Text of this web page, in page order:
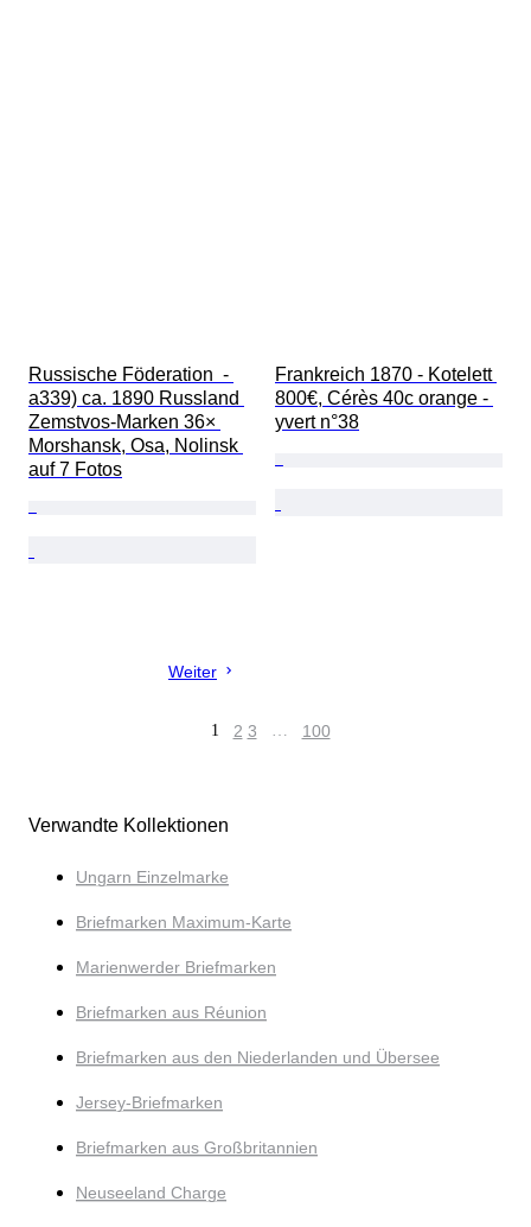
Russische Föderation  -
a339) ca. 1890 Russland
Zemstvos-Marken 36×
Morshansk, Osa, Nolinsk
auf 7 Fotos
Frankreich 1870 - Kotelett
800€, Cérès 40c orange -
yvert n°38
Weiter
1 2 3 … 100
Verwandte Kollektionen
Ungarn Einzelmarke
Briefmarken Maximum-Karte
Marienwerder Briefmarken
Briefmarken aus Réunion
Briefmarken aus den Niederlanden und Übersee
Jersey-Briefmarken
Briefmarken aus Großbritannien
Neuseeland Charge